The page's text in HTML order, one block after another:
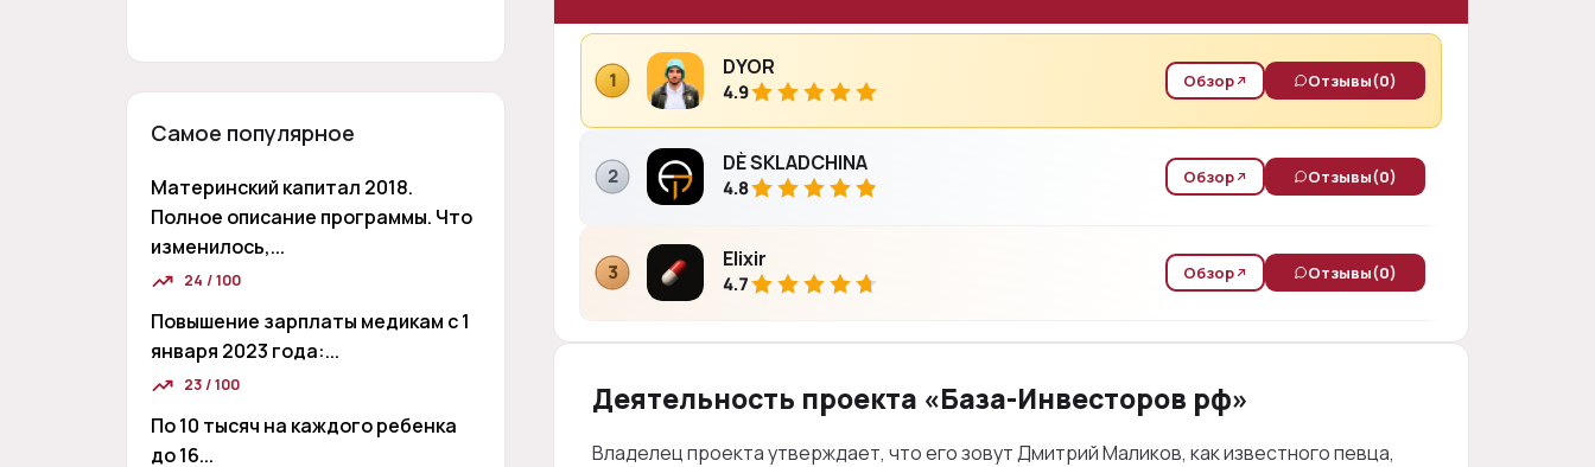
Самое популярное
Материнский капитал 2018.
Полное описание программы. Что
изменилось,...
24 / 100
Повышение зарплаты медикам с 1
января 2023 года:...
23 / 100
По 10 тысяч на каждого ребенка
до 16...
1
DYOR
4.9 Обзор Отзывы(0)
2
DÈ SKLADCHINA
4.8 Обзор Отзывы(0)
3
Elixir
4.7 Обзор Отзывы(0)
Деятельность проекта «База-Инвесторов рф»
Владелец проекта утверждает, что его зовут Дмитрий Маликов, как известного певца,